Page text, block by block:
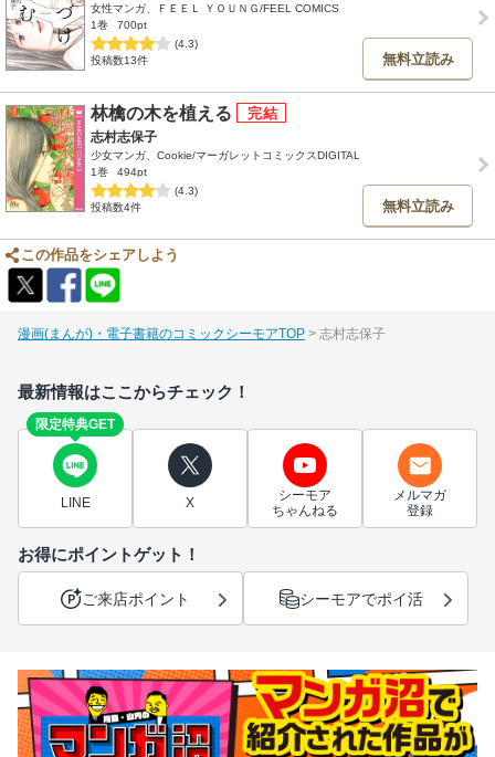
女性マンガ、ＦＥＥＬ ＹＯＵＮＧ/FEEL COMICS
1巻
700pt
(4.3)
投稿数13件
無料立読み
林檎の木を植える
志村志保子
少女マンガ、Cookie/マーガレットコミックスDIGITAL
1巻
494pt
(4.3)
投稿数4件
無料立読み
この作品をシェアしよう
漫画(まんが)・電子書籍のコミックシーモアTOP 志村志保子
最新情報はここからチェック！
限定特典GET
LINE X
シーモア
ちゃんねる
メルマガ
登録
お得にポイントゲット！
ご来店ポイント シーモアでポイ活